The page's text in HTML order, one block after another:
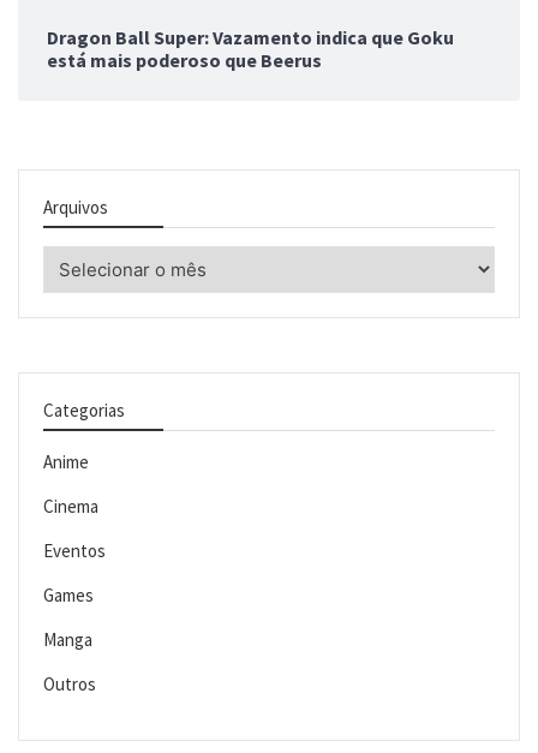
Dragon Ball Super: Vazamento indica que Goku
está mais poderoso que Beerus
Arquivos
Arquivos
Categorias
Anime
Cinema
Eventos
Games
Manga
Outros